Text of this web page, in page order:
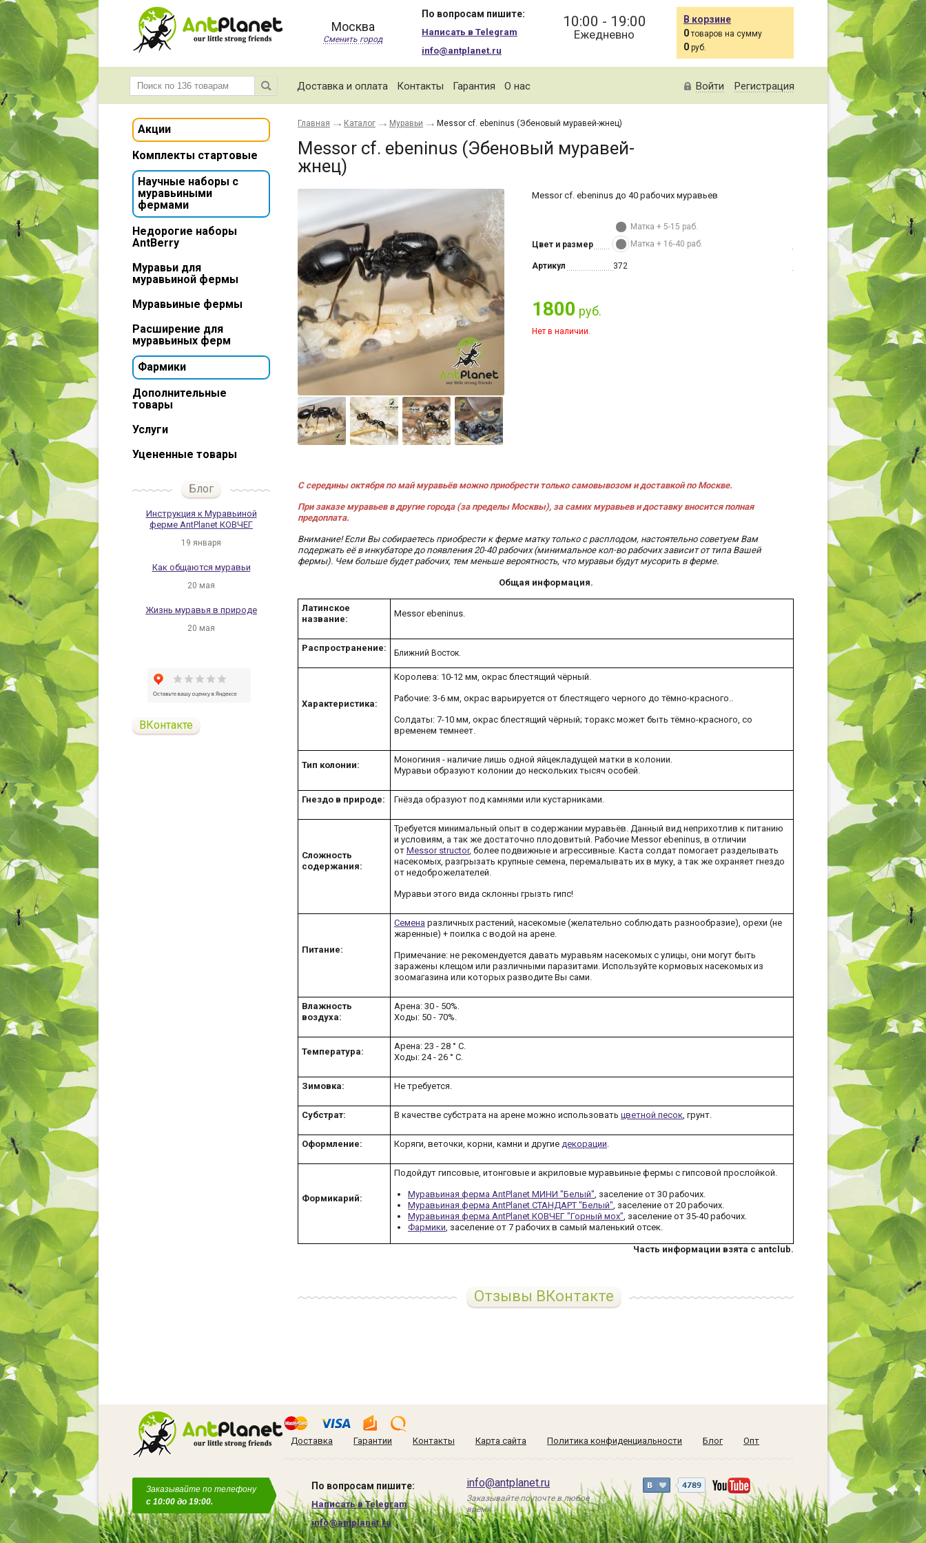
Москва
Сменить город
По вопросам пишите:
Написать в Telegram
info@antplanet.ru
10:00 - 19:00
Ежедневно
В корзине
0товаров на сумму
0 руб.
Доставка и оплата Контакты Гарантия О нас Войти Регистрация
Акции
Комплекты стартовые
Научные наборы с
муравьиными
фермами
Недорогие наборы
AntBerry
Муравьи для
муравьиной фермы
Муравьиные фермы
Расширение для
муравьиных ферм
Фармики
Дополнительные
товары
Услуги
Уцененные товары
Блог
Инструкция к Муравьиной
ферме AntPlanet КОВЧЕГ
19 января
Как общаются муравьи
20 мая
Жизнь муравья в природе
20 мая
ВКонтакте
Главная Каталог Муравьи Messor cf. ebeninus (Эбеновый муравей-жнец)
Messor cf. ebeninus (Эбеновый муравей-
жнец)
Messor cf. ebeninus до 40 рабочих муравьев
Цвет и размер
Матка + 5-15 раб.
Матка + 16-40 раб.
Артикул 372
1800 руб.
Нет в наличии.
С серединыоктября по май муравьёв можно приобрести только самовывозом и доставкой по Москве.
При заказе муравьев в другие города (за пределы Москвы), за самих муравьев и доставку вносится полная
предоплата.
Внимание! Если Вы собираетесь приобрести к ферме матку только с расплодом, настоятельно советуем Вам
подержать её в инкубаторе до появления 20-40 рабочих(минимальное кол-во рабочих зависит от типа Вашей
фермы). Чем больше будет рабочих, тем меньше вероятность, что муравьи будут мусорить в ферме.
Общая информация.
Латинское
название:
Messor ebeninus.
Распространение: Ближний Восток.
Характеристика:
Королева: 10-12 мм, окрас блестящий чёрный.
Рабочие: 3-6 мм, окрас варьируется от блестящего черного до тёмно-красного..
Солдаты: 7-10 мм, окрас блестящий чёрный; торакс может быть тёмно-красного, со
временем темнеет.
Тип колонии:
Моногиния - наличие лишь одной яйцекладущей матки в колонии.
Муравьи образуют колонии до нескольких тысяч особей.
Гнездо в природе: Гнёзда образуют под камнями или кустарниками.
Сложность
содержания:
Требуется минимальный опыт в содержании муравьёв. Данный вид неприхотлив к питанию
и условиям, а так же достаточно плодовитый. Рабочие Messor ebeninus, в отличии
от Messor structor, более подвижные и агрессивные. Каста солдат помогает разделывать
насекомых, разгрызать крупные семена, перемалывать их в муку, а так же охраняет гнездо
от недоброжелателей.
Муравьи этого вида склонны грызть гипс!
Питание:
Семена различных растений, насекомые (желательно соблюдать разнообразие), орехи (не
жаренные) + поилка с водой на арене.
Примечание: не рекомендуется давать муравьям насекомых с улицы, они могут быть
заражены клещом или различными паразитами. Используйте кормовых насекомых из
зоомагазина или которых разводите Вы сами.
Влажность
воздуха:
Арена: 30 - 50%.
Ходы: 50 - 70%.
Температура:
Арена: 23 - 28 ° C.
Ходы: 24 - 26 ° C.
Зимовка: Не требуется.
Субстрат: В качестве субстрата на арене можно использовать цветной песок, грунт.
Оформление: Коряги, веточки, корни, камни и другие декорации.
Формикарий:
Подойдут гипсовые, итонговые и акриловые муравьиные фермы с гипсовой прослойкой.
Муравьиная ферма AntPlanet МИНИ "Белый", заселение от 30 рабочих.
Муравьиная ферма AntPlanet СТАНДАРТ "Белый", заселение от 20 рабочих.
Муравьиная ферма AntPlanet КОВЧЕГ "Горный мох", заселение от 35-40 рабочих.
Фармики, заселение от 7 рабочих в самый маленький отсек.
Часть информации взята с antclub.
Отзывы ВКонтакте
Доставка Гарантии Контакты Карта сайта Политика конфиденциальности Блог Опт
Заказывайте по телефону
с 10:00 до 19:00.
По вопросам пишите:
Написать в Telegram
info@antplanet.ru
info@antplanet.ru
Заказывайте по почте в любое
время